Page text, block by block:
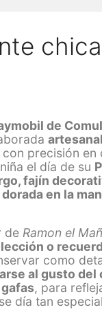
chica
de
precisión en
el día de su
fajín
en la
de Ramon el
o
como
al gusto del
gafas, para
día tan